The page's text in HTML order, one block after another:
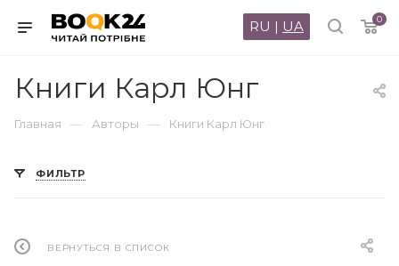
0
RU | UA
Книги Карл Юнг
Главная — Авторы — Книги Карл Юнг
ФИЛЬТР
ВЕРНУТЬСЯ В СПИСОК